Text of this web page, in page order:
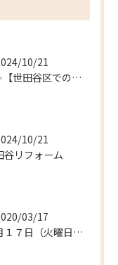
10/21
🏡✨【世田谷区でのリフォームのお手伝い】✨🏡
10/21
谷リフォーム
03/17
３月１７日（火曜日）＠杉並区の戸建の内装工事